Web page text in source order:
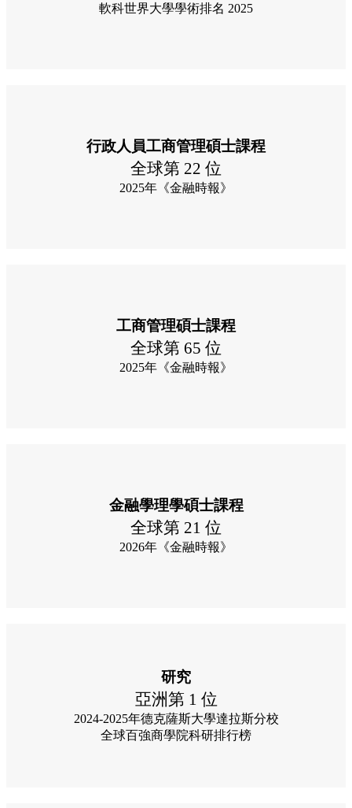
軟科世界大學學術排名 2025
行政人員工商管理碩士課程
全球第 22 位
2025年《金融時報》
工商管理碩士課程
全球第 65 位
2025年《金融時報》
金融學理學碩士課程
全球第 21 位
2026年《金融時報》
研究
亞洲第 1 位
2024-2025年德克薩斯大學達拉斯分校
全球百強商學院科研排行榜